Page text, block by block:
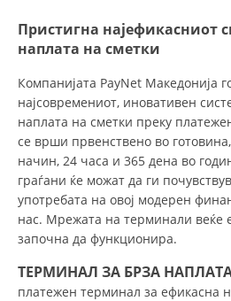
KUVENDI
STRUKTURA DHE
DISEMINIMI
DREJTA NDERKOMBETARE
PËRDORIMIN DHE
Пристигна најефикасниот
наплата на сметки
Компанијата PayNet Македонија
најсовремениот, иновативен
наплата на сметки преку
се врши првенствено во
начин, 24 часа и 365 дена во
граѓани ќе можат да ги
употребата на овој модерен
нас. Мрежата на терминали веќе
започна да функционира.
ТЕРМИНАЛ ЗА БРЗА
платежен терминал за ефикасна